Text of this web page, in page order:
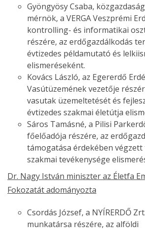
Gyöngyösy Csaba,
mérnök, a VERGA Veszprémi
kontrolling- és informatikai
részére, az erdőgazdálkodás
évtizedes példamutató és
elismeréseként.
Kovács László, az Egererdő
Vasútüzemének vezetője
vasutak üzemeltetését és
évtizedes szakmai életútja
Sáros Tamásné, a Pilisi
főelőadója részére, az
támogatása érdekében végzett
szakmai tevékenysége
Dr. Nagy István miniszter az Életfa
Fokozatát adományozta
Csordás József, a NYÍRERDŐ
munkatársa részére, az alföldi